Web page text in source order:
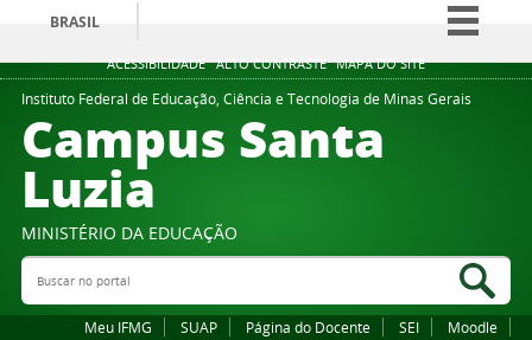
ACESSIBILIDADE ALTO CONTRASTE MAPA DO SITE
BRASIL
Simplifique!
Comunica BR
Participe
Instituto Federal de Educação, Ciência e Tecnologia de Minas Gerais
Campus Santa
Luzia
MINISTÉRIO DA EDUCAÇÃO
Buscar no portal
Meu IFMG SUAP Página do Docente SEI
Moodle